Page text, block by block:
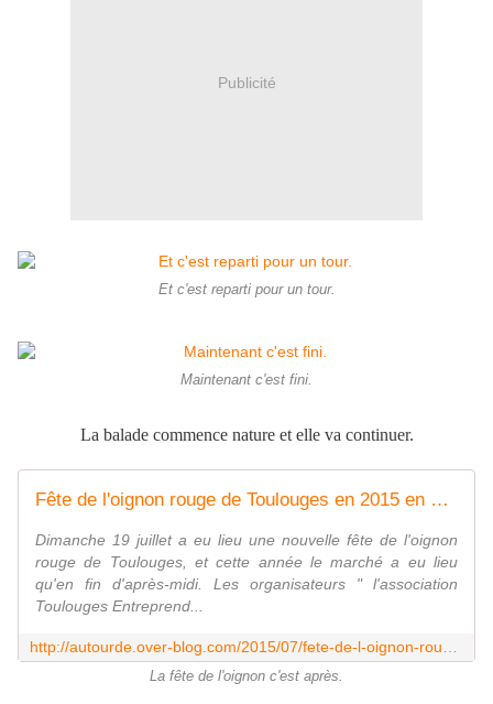
Publicité
Et c'est reparti pour un tour.
Maintenant c'est fini.
La balade commence nature et elle va continuer.
Fête de l'oignon rouge de Toulouges en 2015 en 20 photos - Autour de
Dimanche 19 juillet a eu lieu une nouvelle fête de l'oignon
rouge de Toulouges, et cette année le marché a eu lieu
qu'en fin d'après-midi. Les organisateurs " l'association
Toulouges Entreprend...
La fête de l'oignon c'est après.